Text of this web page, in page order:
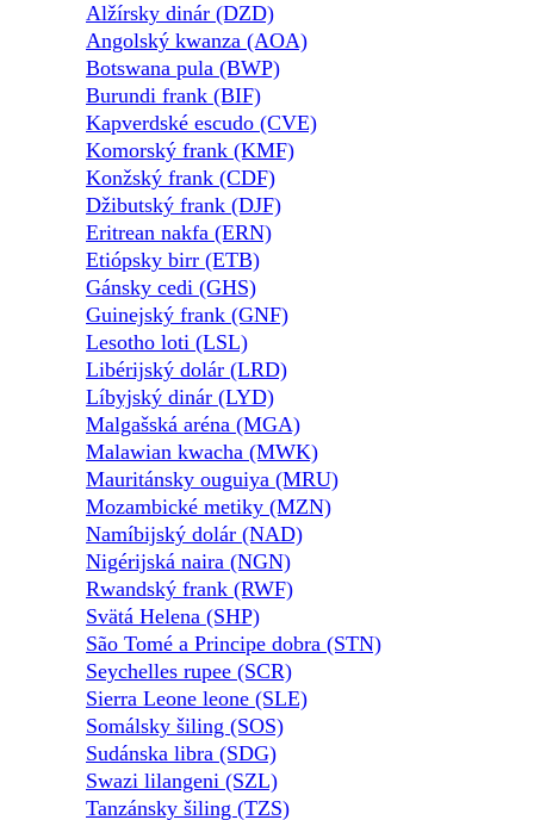
Alžírsky dinár (DZD)
Angolský kwanza (AOA)
Botswana pula (BWP)
Burundi frank (BIF)
Kapverdské escudo (CVE)
Komorský frank (KMF)
Konžský frank (CDF)
Džibutský frank (DJF)
Eritrean nakfa (ERN)
Etiópsky birr (ETB)
Gánsky cedi (GHS)
Guinejský frank (GNF)
Lesotho loti (LSL)
Libérijský dolár (LRD)
Líbyjský dinár (LYD)
Malgašská aréna (MGA)
Malawian kwacha (MWK)
Mauritánsky ouguiya (MRU)
Mozambické metiky (MZN)
Namíbijský dolár (NAD)
Nigérijská naira (NGN)
Rwandský frank (RWF)
Svätá Helena (SHP)
São Tomé a Principe dobra (STN)
Seychelles rupee (SCR)
Sierra Leone leone (SLE)
Somálsky šiling (SOS)
Sudánska libra (SDG)
Swazi lilangeni (SZL)
Tanzánsky šiling (TZS)